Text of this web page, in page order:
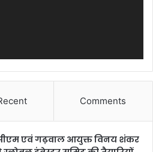
Comments
एवं गढ़वाल आयुक्त विनय शंकर